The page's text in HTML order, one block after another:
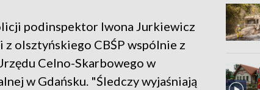
podinspektor Iwona Jurkiewicz
z olsztyńskiego CBŚP wspólnie z
Celno-Skarbowego w
w Gdańsku. "Śledczy wyjaśniają